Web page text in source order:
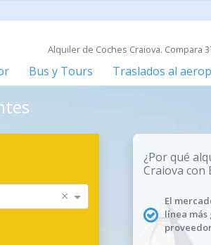
Alquiler de Coches Craiova. Compara
Bus y Tours Traslados al
×
¿Por qué
Craiova con
El
línea más